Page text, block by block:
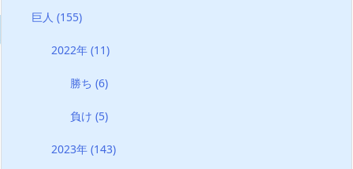
巨人(155)
2022年 (11)
勝ち(6)
負け(5)
2023年 (143)